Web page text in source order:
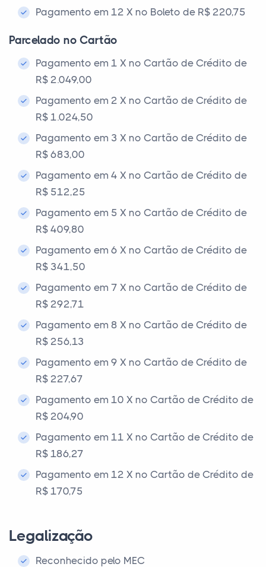
Pagamento em 12 X no Boleto de R$ 220,75
Parcelado no Cartão
Pagamento em 1 X no Cartão de Crédito de
R$ 2.049,00
Pagamento em 2 X no Cartão de Crédito de
R$ 1.024,50
Pagamento em 3 X no Cartão de Crédito de
R$ 683,00
Pagamento em 4 X no Cartão de Crédito de
R$ 512,25
Pagamento em 5 X no Cartão de Crédito de
R$ 409,80
Pagamento em 6 X no Cartão de Crédito de
R$ 341,50
Pagamento em 7 X no Cartão de Crédito de
R$ 292,71
Pagamento em 8 X no Cartão de Crédito de
R$ 256,13
Pagamento em 9 X no Cartão de Crédito de
R$ 227,67
Pagamento em 10 X no Cartão de Crédito de
R$ 204,90
Pagamento em 11 X no Cartão de Crédito de
R$ 186,27
Pagamento em 12 X no Cartão de Crédito de
R$ 170,75
Legalização
Reconhecido pelo MEC